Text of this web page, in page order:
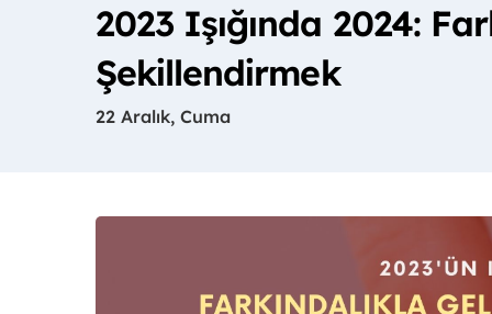
2023 Işığında 2024:
Şekillendirmek
22 Aralık, Cuma